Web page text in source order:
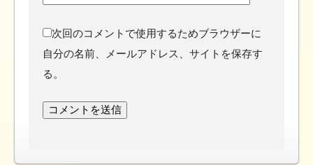
次回のコメントで使用するためブラウザーに
自分の名前、メールアドレス、サイトを保存す
る。